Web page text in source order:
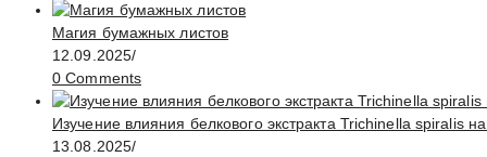
Магия бумажных листов
12.09.2025/
0 Comments
Изучение влияния белкового экстракта Trichinella spiralis
13.08.2025/